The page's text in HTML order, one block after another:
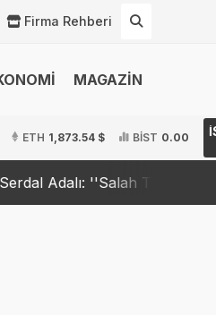
Firma Rehberi
MAGAZİN
ETH 1,873.54 $ BİST 0.00
Transferini biz istemedik''